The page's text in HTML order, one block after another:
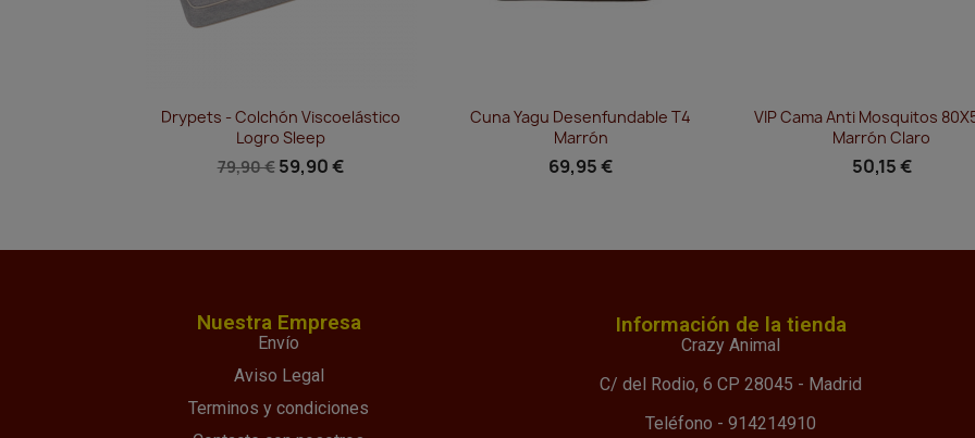
Vista rápida
Drypets - Colchón Viscoelástico
Logro Sleep
79,90 € 59,90 €
Vista rápida
Cuna Yagu Desenfundable T4
Marrón
69,95 €
Vista rápida
VIP Cama Anti Mosquitos
Marrón Claro
50,15 €
Nuestra Empresa
Envío
Aviso Legal
Terminos y condiciones
Información de la tienda
Crazy Animal
C/ del Rodio, 6 CP 28045 - Madrid
Teléfono - 914214910